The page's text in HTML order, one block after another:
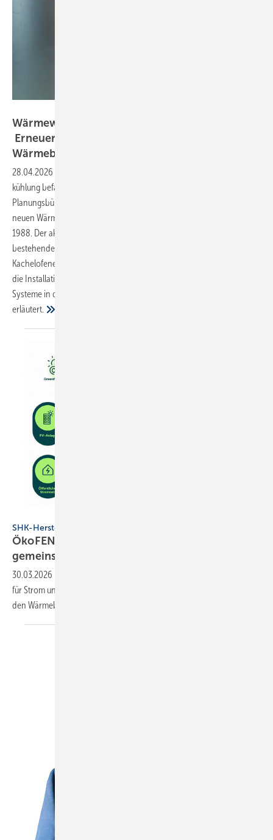
Wä rmewände in der Praxis (Teil 5) –
Erneuerung der
Wärmebereitstellung/-erzeugung
28.04.2026
kühlung befasste sich Frank Hartmann, Geschäftsführer eines
Planungsbüros und eines Handwerksbetriebs, mit der Umsetzung der
neuen Wärmeübergabe im Erdgeschoss eines Einfamilienhauses von
1988. Der aktuelle Teil gibt Einblicke in die Demontage der
bestehenden Ölkesselanlage, den Einbau eines wassergeführten
Kachelofeneinsatzes und einer Luft/Wasser-Wärmepumpe sowie
die Installation der Speichertechnik. Zudem wird die Integration der
Systeme in die vorhandene PV-Anlage einschließlich Batteriespeicher
erläutert.
SHK-Hersteller
ÖkoFEN: GreenBOX denkt Hei­zung und Strom
ge­meinsam
30.03.2026
für Strom und Wärme. Zent­rale Kom­po­nente ist die GreenBOX, die
den Wärme­bedarf